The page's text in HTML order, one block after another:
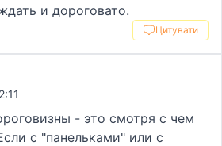
и дороговато.
Цитувати
- это смотря с чем
с "панельками" или с